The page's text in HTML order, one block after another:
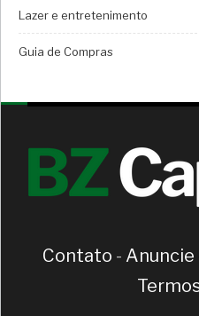
Lazer e entretenimento
Guia de Compras
Contato - Anuncie